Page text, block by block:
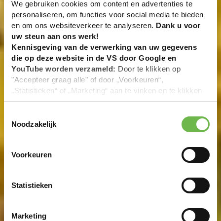
We gebruiken cookies om content en advertenties te
personaliseren, om functies voor social media te bieden
en om ons websiteverkeer te analyseren. Dank u voor
uw steun aan ons werk!
Kennisgeving van de verwerking van uw gegevens
die op deze website in de VS door Google en
YouTube worden verzameld: Door te klikken op
"Accepteer graag alle" of door „Voorkeuren“,
„Statistieken“ of „Marketing“ aan te vinken en te klikken
op "Selectie handmatig instellen", stemt u er ook mee in
overeenstemming met Art. 49 (1) zin 1 lit. a DSGVO. De
VS zijn door het Europees Hof van Justitie beoordeeld
gegevensbescherming volgens EU-normen. In het
Amerikaanse autoriteiten worden verwerkt voor controle-
en toezichtdoeleinden, mogelijk ook zonder enig
Noodzakelijk
Voorkeuren
Statistieken
Marketing